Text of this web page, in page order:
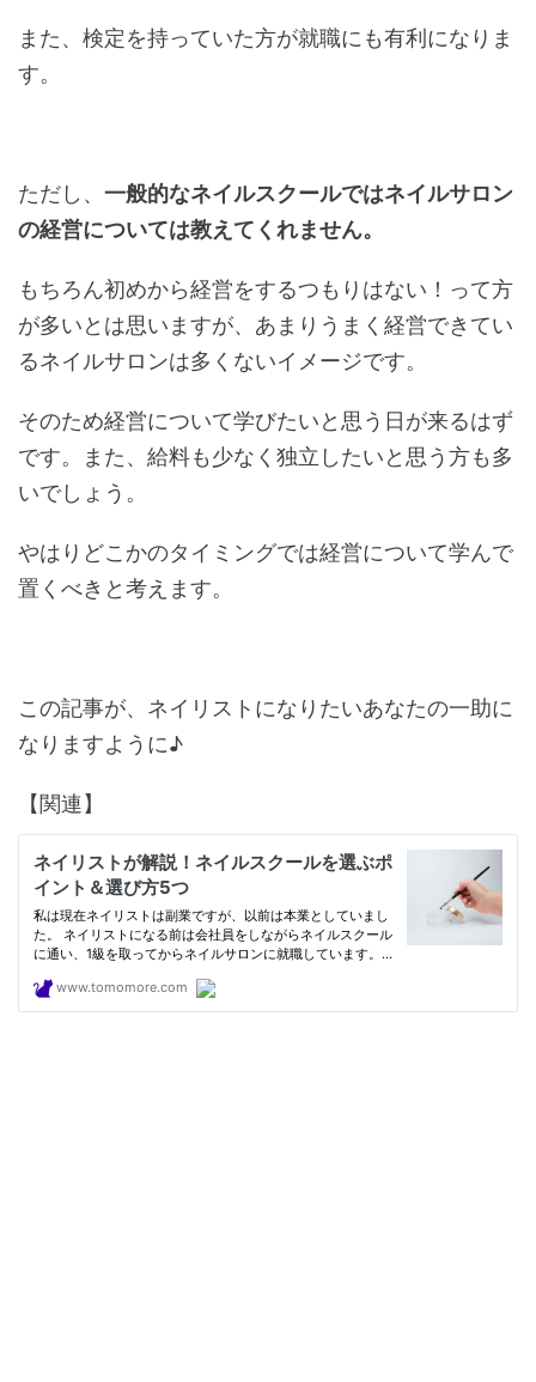
また、検定を持っていた方が就職にも有利になりま
す。
ただし、 一般的なネイルスクールではネイルサロン
の経営については教えてくれません。
もちろん初めから経営をするつもりはない！って方
が多いとは思いますが、あまりうまく経営できてい
るネイルサロンは多くないイメージです。
そのため経営について学びたいと思う日が来るはず
です。また、給料も少なく独立したいと思う方も多
いでしょう。
やはりどこかのタイミングでは経営について学んで
置くべきと考えます。
この記事が、ネイリストになりたいあなたの一助に
なりますように♪
【関連】